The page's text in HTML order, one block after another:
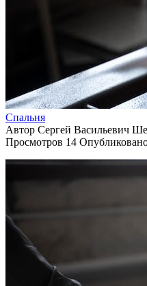
Спальня
Автор Сергей Васильевич
Просмотров 14